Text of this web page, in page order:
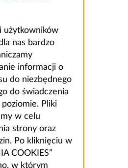
użytkowników
nas bardzo
informacji o
do niezbędnego
do świadczenia
poziomie. Pliki
w celu
strony oraz
Po kliknięciu w
COOKIES”
w którym